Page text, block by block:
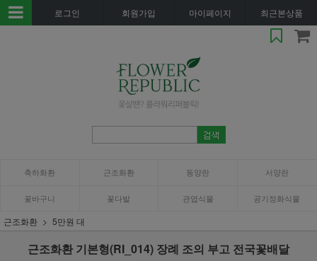
로그인 회원가입 마이페이지 최근본상품
축하화환 근조화환 동양란 서양란
꽃바구니 꽃다발 관엽식물 공기정화식물
근조화환 5만원 대
근조화환 기본형(RI_014) 장례 조의 부고 전국꽃배달